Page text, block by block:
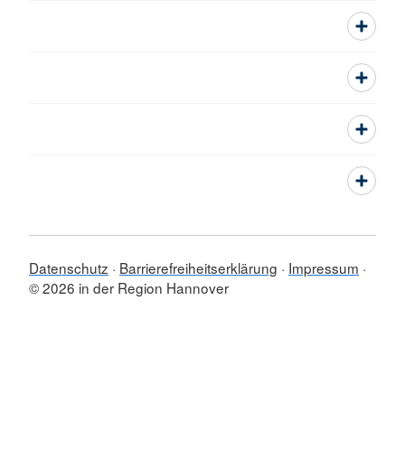
Datenschutz Barrierefreiheitserklärung
Impressum
© 2026 in der Region Hannover